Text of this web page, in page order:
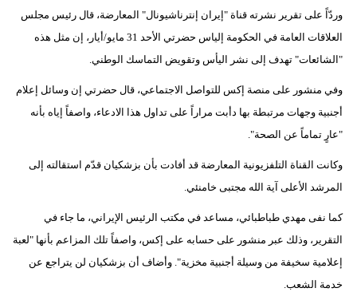
وردّاً على تقرير نشرته قناة "إيران إنترناشيونال" المعارضة، قال رئيس مجلس
العلاقات العامة في الحكومة إلياس حضرتي الأحد 31 مايو/أيار، إن مثل هذه
"الشائعات" تهدف إلى نشر اليأس وتقويض التماسك الوطني.
وفي منشور على منصة إكس للتواصل الاجتماعي، قال حضرتي إن وسائل إعلام
أجنبية وجهات مرتبطة بها دأبت مراراً على تداول هذا الادعاء، واصفاً إياه بأنه
"عارٍ تماماً عن الصحة".
وكانت القناة التلفزيونية المعارضة قد أفادت بأن بزشكيان قدّم استقالته إلى
المرشد الأعلى آية الله مجتبى خامنئي.
كما نفى مهدي طباطبائي، مساعد في مكتب الرئيس الإيراني، ما جاء في
التقرير، وذلك عبر منشور على حسابه على إكس، واصفاً تلك المزاعم بأنها "لعبة
إعلامية سخيفة من وسيلة أجنبية مخزية". وأضاف أن بزشكيان لن يتراجع عن
خدمة الشعب.